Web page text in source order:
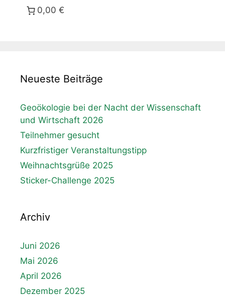
0,00 €
Neueste Beiträge
Geoökologie bei der Nacht der Wissenschaft
und Wirtschaft 2026
Teilnehmer gesucht
Kurzfristiger Veranstaltungstipp
Weihnachtsgrüße 2025
Sticker-Challenge 2025
Archiv
Juni 2026
Mai 2026
April 2026
Dezember 2025